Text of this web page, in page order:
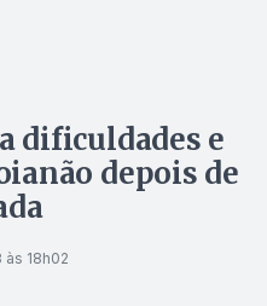
dificuldades e
depois de
às 18h02